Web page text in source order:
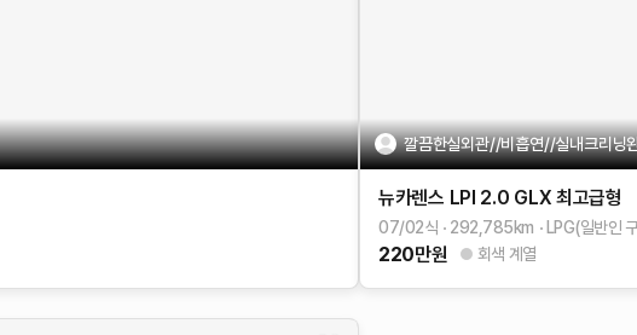
깔끔한실외관//비흡연//실내크리닝
뉴카렌스 LPI 2.0 GLX 최고급형
07/02식 292,785km LPG(일반인
220만원 회색 계열